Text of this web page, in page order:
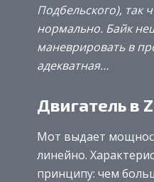
Подбельского), так
нормально. Байк
маневрировать в
адекватная…
Двигатель в
Мот выдает
линейно.
принципу: чем